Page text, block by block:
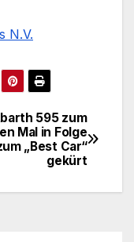
N.V.
595 zum
Mal in Folge
„Best Car“
gekürt